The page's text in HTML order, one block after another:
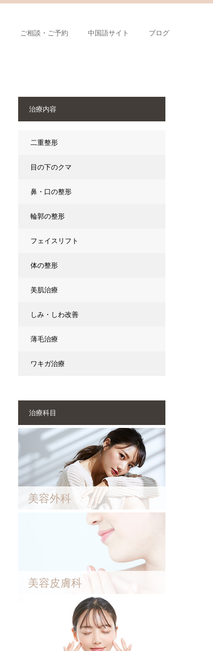
ご相談・ご予約 中国語サイト ブログ
治療内容
二重整形
目の下のクマ
鼻・口の整形
輪郭の整形
フェイスリフト
体の整形
美肌治療
しみ・しわ改善
薄毛治療
ワキガ治療
治療科目
美容外科
美容皮膚科